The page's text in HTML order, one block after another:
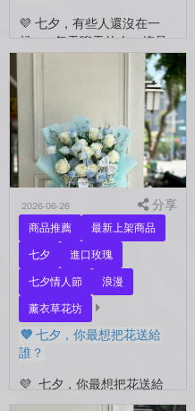
💜 七夕，有些人還沒在一
起。 每天聊天的人，總是
秒回的人， 會記得你愛喝什
麼、喜歡什麼的人。 你們
沒有說過喜歡，卻早已習慣
彼此存在。 七夕快到...
2026-06-26 分享
商品推薦
最新上架商品
七夕
進口玫瑰
七夕情人節
浪漫
薰衣草花坊
💜 七夕，你最想把花送給
誰？
💜 七夕，你最想把花送給
誰？ 是陪你走過每一天的